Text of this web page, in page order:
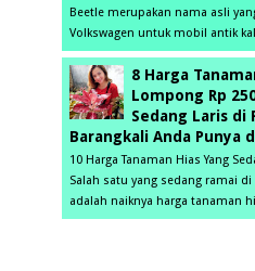
Beetle merupakan nama asli
Volkswagen untuk mobil antik
8 Harga
Lompong Rp
Sedang Laris di
Barangkali Anda Punya
10 Harga Tanaman Hias Yang
Salah satu yang sedang ramai
adalah naiknya harga tanaman